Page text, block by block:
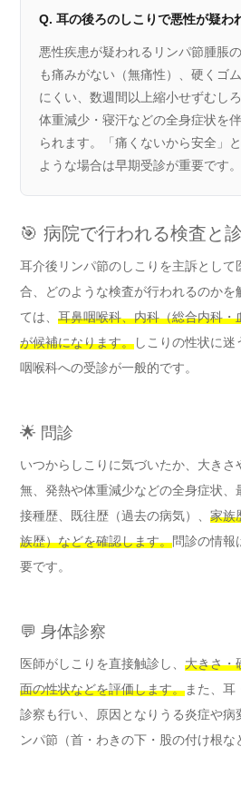
Q. 耳の後ろのしこりで悪性が疑わ
悪性疾患が疑われるリンパ節腫脹
も痛みがない（無痛性）、硬くゴ
にくい、数週間以上縮小せずむし
体重減少・寝汗などの全身症状を
られます。「痛くないから安全」
ような場合は早期受診が重要です。
🎯 病院で行われる検査と
耳介後リンパ節のしこりを主訴として
合、どのような検査が行われるのかを
ては、 耳鼻咽喉科、内科（総合内科
が候補になります。しこりの性状に
咽喉科への受診が一般的です。
🌟 問診
いつからしこりに気づいたか、大き
無、発熱や体重減少などの全身症状、
接種歴、既往歴（過去の病気）、 家族
族歴）などを確認します。問診の情報
要です。
💬 身体診察
医師がしこりを直接触診し、 大きさ・
面の性状などを評価します。また、耳
診察も行い、原因となりうる炎症や病
ンパ節（首・わきの下・股の付け根な